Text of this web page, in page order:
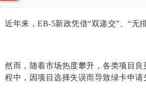
近年来， EB-5新政凭借“双递交”、“无
然而，随着市场热度攀升，各类项目
程中，因项目选择失误而导致绿卡申